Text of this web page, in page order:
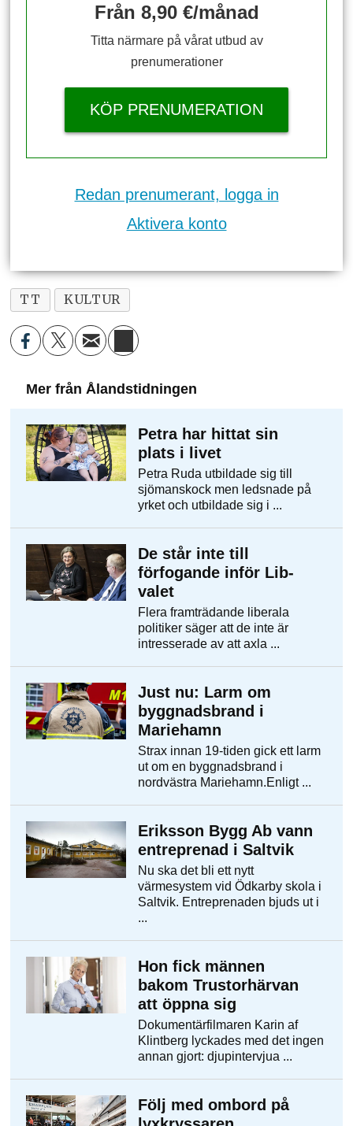
Från 8,90 €/månad
Titta närmare på vårat utbud av
prenumerationer
KÖP PRENUMERATION
Redan prenumerant, logga in
Aktivera konto
TT KULTUR